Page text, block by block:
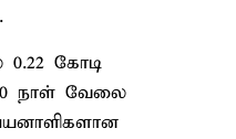
0.22 கோடி
நாள் வேலை